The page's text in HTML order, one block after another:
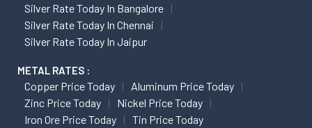
Silver Rate Today In Bangalore
Silver Rate Today In Chennai
Silver Rate Today In Jaipur
METAL RATES :
Copper Price Today
Aluminum Price Today
Zinc Price Today
Nickel Price Today
Iron Ore Price Today
Tin Price Today